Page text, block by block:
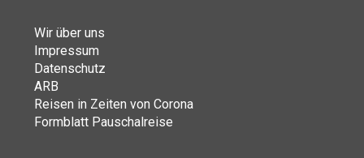
Wir über uns
Impressum
Datenschutz
ARB
Reisen in Zeiten von Corona
Formblatt Pauschalreise